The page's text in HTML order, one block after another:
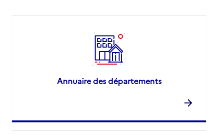
Annuaire des départements